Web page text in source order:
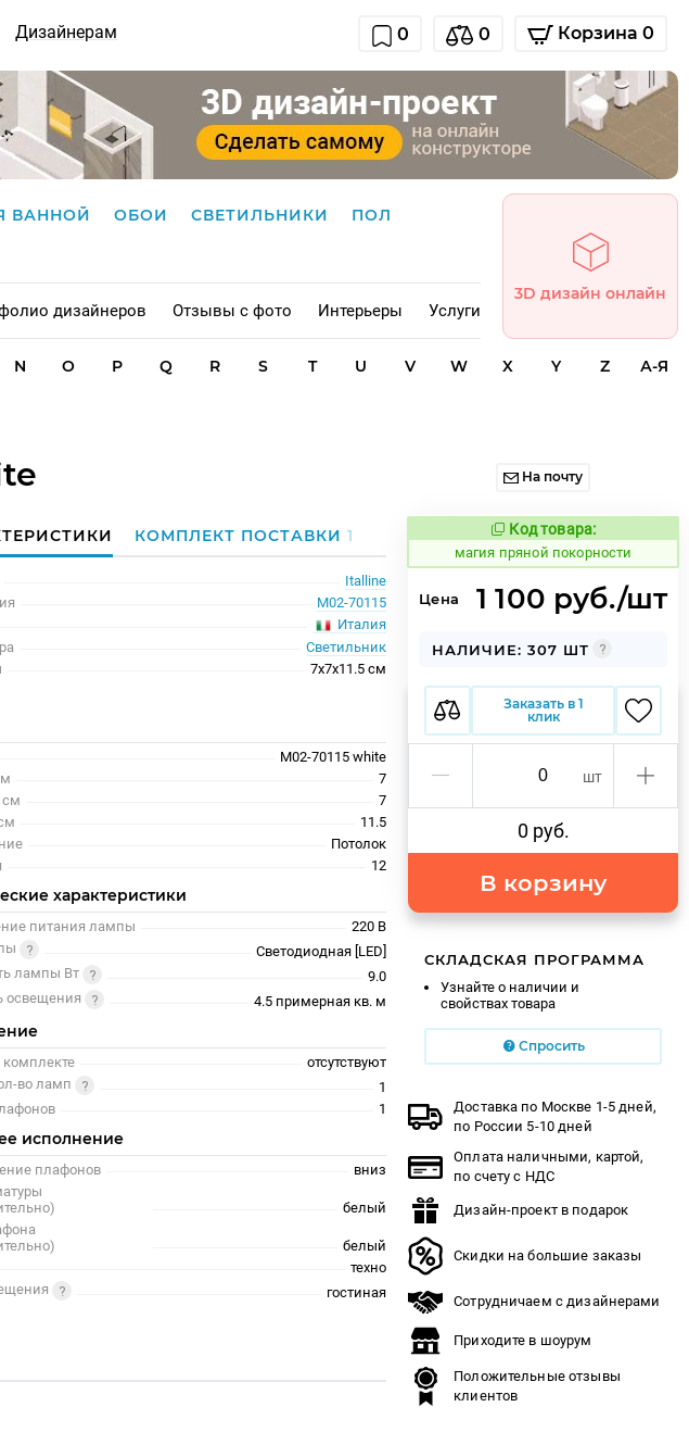
Дизайнерам 0 0 Корзина 0
ВАННОЙ ОБОИ СВЕТИЛЬНИКИ ПОЛ
дизайнеров Отзывы с фото Интерьеры Услуги
3D дизайн онлайн
N O P Q R S T U V W X Y Z А-Я
На почту
КОМПЛЕКТ ПОСТАВКИ1
Italline
M02-70115
Италия
Светильник
7x7x11.5 см
M02-70115 white
7
7
11.5
Потолок
12
характеристики
питания лампы
220 В
Светодиодная [LED]
лампы Вт
9.0
освещения
4.5 примерная кв. м
отсутствуют
во ламп
1
1
исполнение
плафонов
вниз
белый
белый
техно
гостиная
Код товара:
915572 Код товара:
магия пряной покорности
Цена 1 100 руб./шт
НАЛИЧИЕ: 307 ШТ
Заказать в 1
клик
шт
0 руб.
В корзину
СКЛАДСКАЯ ПРОГРАММА
Узнайте о наличии и
свойствах товара
Спросить
Доставка по Москве 1-5 дней,
по России 5-10 дней
Оплата наличными, картой,
по счету с НДС
Дизайн-проект в подарок
Скидки на большие заказы
Сотрудничаем с дизайнерами
Приходите в шоурум
Положительные отзывы
клиентов